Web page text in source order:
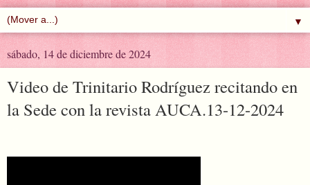
▼
sábado, 14 de diciembre de 2024
Video de Trinitario Rodríguez recitando en
la Sede con la revista AUCA.13-12-2024